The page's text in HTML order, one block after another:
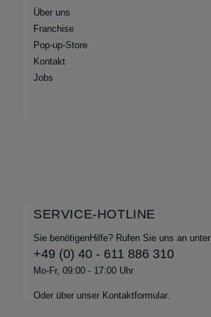
Über uns
Franchise
Pop-up-Store
Kontakt
Jobs
SERVICE-HOTLINE
Sie benötigenHilfe? Rufen Sie uns an unter
+49 (0) 40 - 611 886 310
Mo-Fr, 09:00 - 17:00 Uhr
Oder über unser Kontaktformular